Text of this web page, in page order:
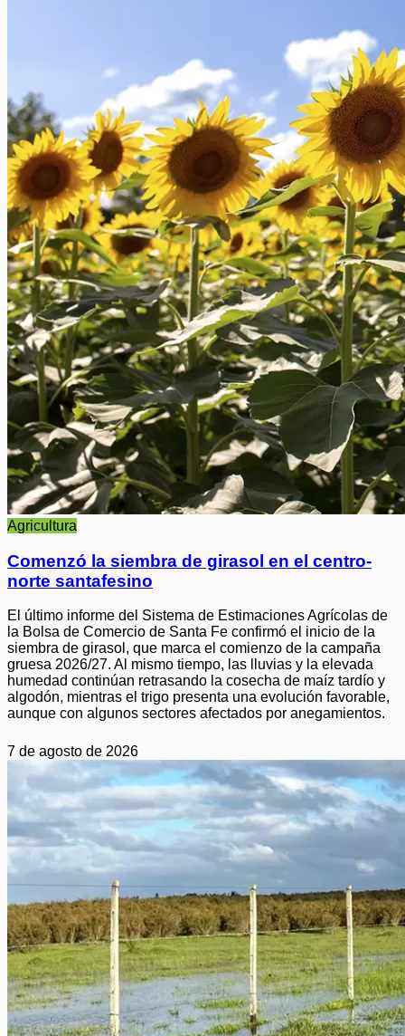
Agricultura
Comenzó la siembra de girasol en el centro-
norte santafesino
El último informe del Sistema de Estimaciones Agrícolas de
la Bolsa de Comercio de Santa Fe confirmó el inicio de la
siembra de girasol, que marca el comienzo de la campaña
gruesa 2026/27. Al mismo tiempo, las lluvias y la elevada
humedad continúan retrasando la cosecha de maíz tardío y
algodón, mientras el trigo presenta una evolución favorable,
aunque con algunos sectores afectados por anegamientos.
7 de agosto de 2026